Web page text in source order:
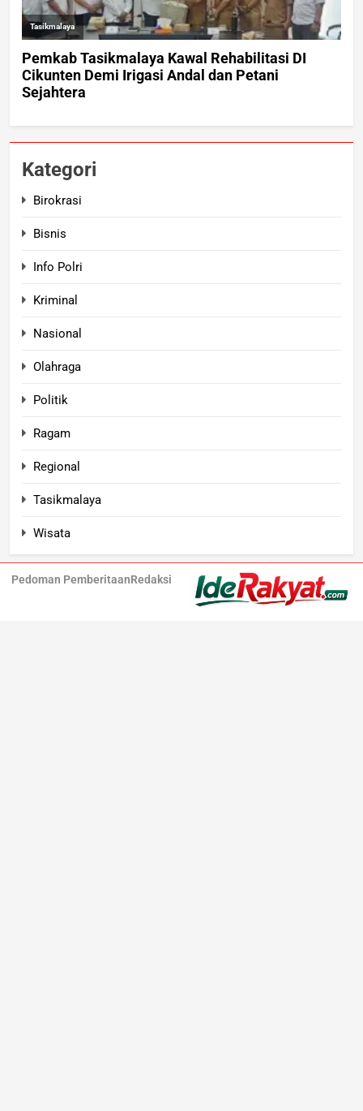
Kategori
Birokrasi
Bisnis
Info Polri
Kriminal
Nasional
Olahraga
Politik
Ragam
Regional
Tasikmalaya
Wisata
Pedoman PemberitaanRedaksi